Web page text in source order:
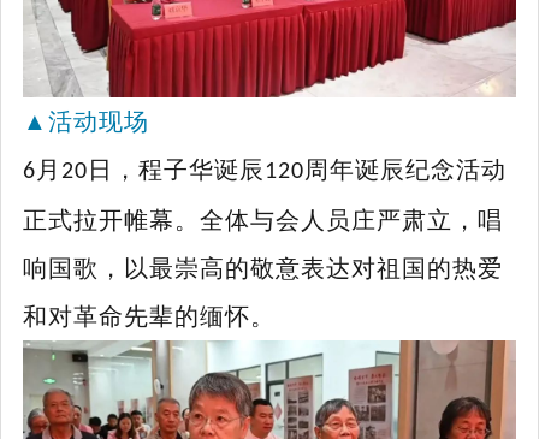
▲ 活动现场
6 月 20 日，程子华诞辰 120周年诞辰纪念活动
正式拉开帷幕。全体与会人员庄严肃立，唱
响国歌，以最崇高的敬意表达对祖国的热爱
和对革命先辈的缅怀。